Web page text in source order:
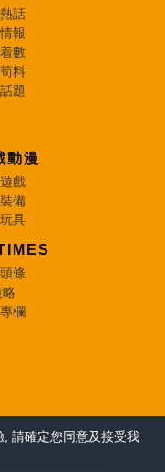
話
報
數
料
題
動漫
戲
備
具
條
欄
請確定您同意及接受我